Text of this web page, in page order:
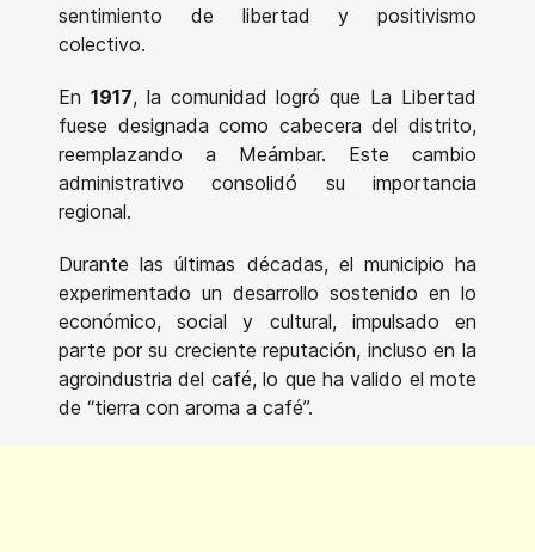
sentimiento de libertad y positivismo
colectivo.
En 1917, la comunidad logró que La Libertad
fuese designada como cabecera del distrito,
reemplazando a Meámbar. Este cambio
administrativo consolidó su importancia
regional.
Durante las últimas décadas, el municipio ha
experimentado un desarrollo sostenido en lo
económico, social y cultural, impulsado en
parte por su creciente reputación, incluso en la
agroindustria del café, lo que ha valido el mote
de “tierra con aroma a café”.